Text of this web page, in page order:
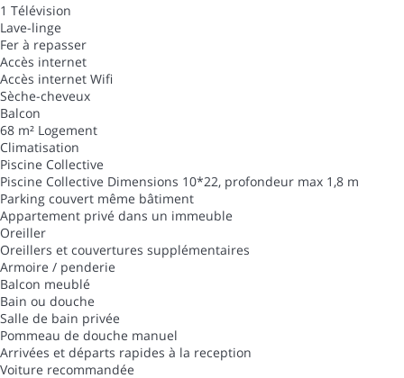
1 Télévision
Lave-linge
Fer à repasser
Accès internet
Accès internet Wifi
Sèche-cheveux
Balcon
68 m² Logement
Climatisation
Piscine Collective
Piscine Collective Dimensions 10*22, profondeur max 1,8 m
Parking couvert même bâtiment
Appartement privé dans un immeuble
Oreiller
Oreillers et couvertures supplémentaires
Armoire / penderie
Balcon meublé
Bain ou douche
Salle de bain privée
Pommeau de douche manuel
Arrivées et départs rapides à la reception
Voiture recommandée